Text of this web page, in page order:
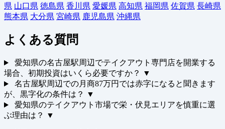
県 山口県 徳島県 香川県 愛媛県 高知県 福岡県 佐賀県 長崎県
熊本県 大分県 宮崎県 鹿児島県 沖縄県
よくある質問
愛知県の名古屋駅周辺でテイクアウト専門店を開業する
場合、初期投資はいくら必要ですか？
▼
名古屋駅周辺での月商87万円では赤字になると聞きます
が、黒字化の条件は？
▼
愛知県のテイクアウト市場で栄・伏見エリアを慎重に選
ぶ理由は？
▼